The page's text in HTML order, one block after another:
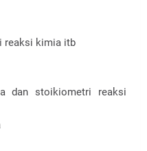
reaksi kimia itb
dan stoikiometri reaksi